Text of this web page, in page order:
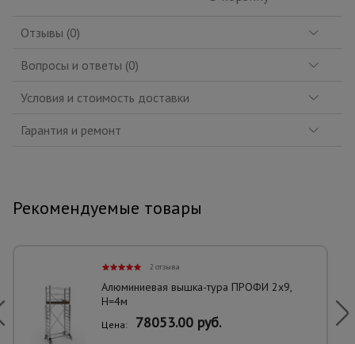
Отзывы (0)
Вопросы и ответы (0)
Условия и стоимость доставки
Гарантия и ремонт
Рекомендуемые товары
2 отзыва
Алюминиевая вышка-тура ПРОФИ 2х9,
H=4м
Цена: 78053.00 руб.